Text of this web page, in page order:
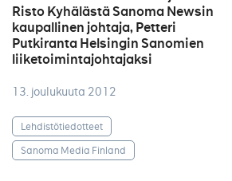
Risto Kyhälästä Sanoma Newsin
kaupallinen johtaja, Petteri
Putkiranta Helsingin Sanomien
liiketoimintajohtajaksi
13. joulukuuta 2012
Lehdistötiedotteet
Sanoma Media Finland